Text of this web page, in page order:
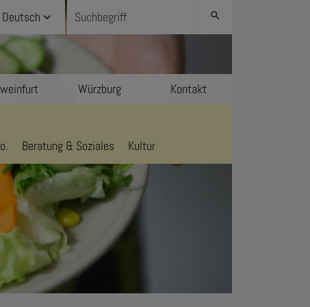
Deutsch search
Beratung & Soziales Kultur
Würzburg Kontakt